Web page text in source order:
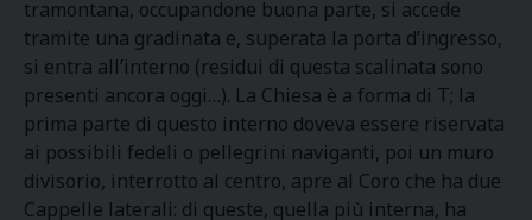
tramontana, occupandone buona parte, si accede
tramite una gradinata e, superata la porta d’ingresso,
si entra all’interno (residui di questa scalinata sono
presenti ancora oggi…). La Chiesa è a forma di T; la
prima parte di questo interno doveva essere riservata
ai possibili fedeli o pellegrini naviganti, poi un muro
divisorio, interrotto al centro, apre al Coro che ha due
Cappelle laterali: di queste, quella più interna, ha